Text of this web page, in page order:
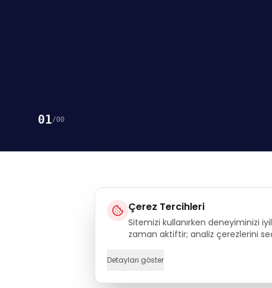
01/00
Çerez Tercihleri
Sitemizi kullanırken deneyiminizi
zaman aktiftir; analiz çerezlerini
Detayları göster